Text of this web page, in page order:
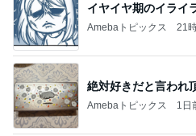
イヤイヤ期のイライ
Amebaトピックス 21
絶対好きだと言われ
Amebaトピックス 1日